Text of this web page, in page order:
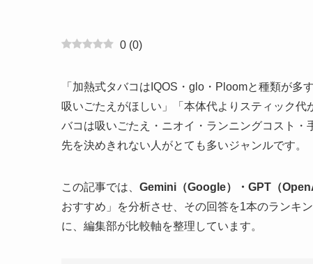
0 (0)
「加熱式タバコはIQOS・glo・Ploomと種類が
吸いごたえがほしい」「本体代よりスティック
バコは吸いごたえ・ニオイ・ランニングコスト・
先を決めきれない人がとても多いジャンルです。
この記事では、 Gemini（Google）・GPT（
おすすめ」を分析させ、その回答を1本のランキ
に、編集部が比較軸を整理しています。